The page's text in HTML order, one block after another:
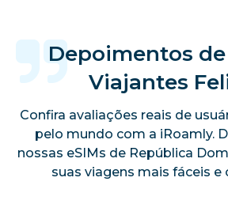
Depoimentos de
Viajantes
Confira avaliações reais de
pelo mundo com a iRoamly.
nossas eSIMs de República
suas viagens mais fáceis e